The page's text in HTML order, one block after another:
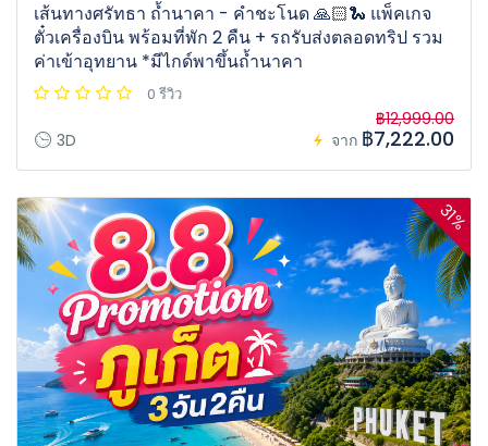
เส้นทางศรัทธา ถ้ำนาคา - คำชะโนด 🙏🏻🐍 แพ็คเกจ
ตั๋วเครื่องบิน พร้อมที่พัก 2 คืน + รถรับส่งตลอดทริป รวม
ค่าเข้าอุทยาน *มีไกด์พาขึ้นถ้ำนาคา
0 รีวิว
3D จาก
฿12,999.00
฿7,222.00
31%